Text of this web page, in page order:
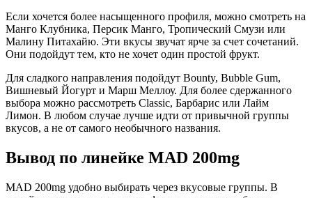
Если хочется более насыщенного профиля, можно смотреть на
Манго Клубника, Персик Манго, Тропический Смузи или
Малину Питахайю. Эти вкусы звучат ярче за счет сочетаний.
Они подойдут тем, кто не хочет один простой фрукт.
Для сладкого направления подойдут Bounty, Bubble Gum,
Вишневый Йогурт и Марш Меллоу. Для более сдержанного
выбора можно рассмотреть Classic, Барбарис или Лайм
Лимон. В любом случае лучше идти от привычной группы
вкусов, а не от самого необычного названия.
Вывод по линейке MAD 200mg
MAD 200mg удобно выбирать через вкусовые группы. В